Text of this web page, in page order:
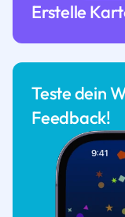
Erstelle
Teste dein
Feedback!